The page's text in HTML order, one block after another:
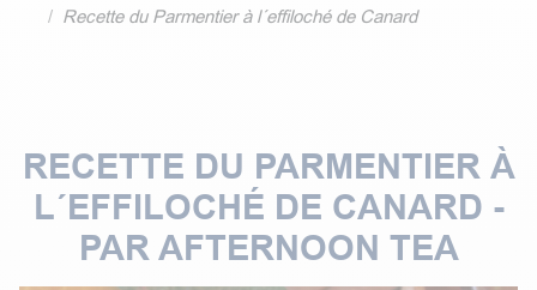
Recette du Parmentier à l´effiloché de Canard
RECETTE DU PARMENTIER À
L´EFFILOCHÉ DE CANARD -
PAR AFTERNOON TEA